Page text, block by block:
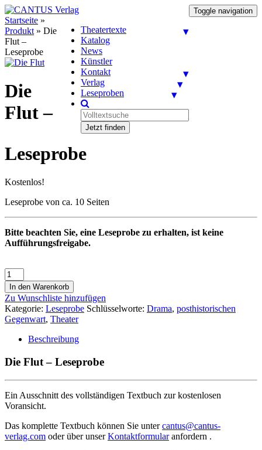
Toggle navigation
Theatertexte
Katalog
News
Künstler
Kontakt
Verlag
Leseproben
Jetzt finden
Startseite »
Produkt » Die
Flut –
Leseprobe
Die
Flut –
Leseprobe
Kostenlos!
Leseprobe von ca. 10 Seiten
Bitte beachten Sie, eine Leseprobe zu erhalten, ist keine
Aufführungsfreigabe.
In den Warenkorb
Zu Wunschliste hinzufügen
Kategorie: Leseprobe Schlüsselworte: Drama, posthistorischen
Gegenwart, Theater
Beschreibung
Die Flut – Leseprobe
Ein Ausschnitt des vollständigen Textbuch zur kostenlosen
Voransicht.
Das komplette Textbuch können Sie untercantus@cantus-
verlag.com oder über unserKontaktformularanfordern .